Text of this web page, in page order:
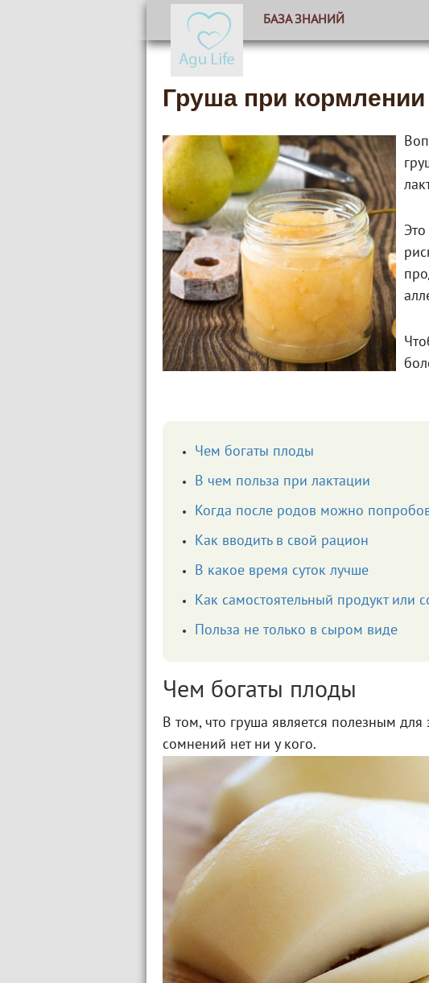
БАЗА ЗНАНИЙ
Груша при
Это
Чем богаты плоды
В чем польза при лактации
Когда после родов можно
Как вводить в свой рацион
В какое время суток лучше
Как самостоятельный продукт или
Польза не только в сыром виде
Чем богаты плоды
В том, что груша является полезным
сомнений нет ни у кого.